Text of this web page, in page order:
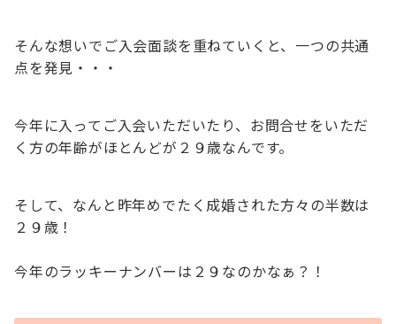
そんな想いでご入会面談を重ねていくと、一つの共通
点を発見・・・
今年に入ってご入会いただいたり、お問合せをいただ
く方の年齢がほとんどが２９歳なんです。
そして、なんと昨年めでたく成婚された方々の半数は
２９歳！
今年のラッキーナンバーは２９なのかなぁ？！